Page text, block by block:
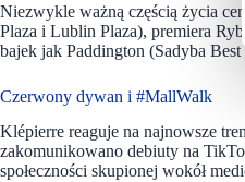
Niezwykle ważną częścią życia
Plaza i Lublin Plaza), premiera
bajek jak Paddington (Sadyba
Czerwony dywan i #MallWalk
Klépierre reaguje na najnowsze
zakomunikowano debiuty na
społeczności skupionej wokół